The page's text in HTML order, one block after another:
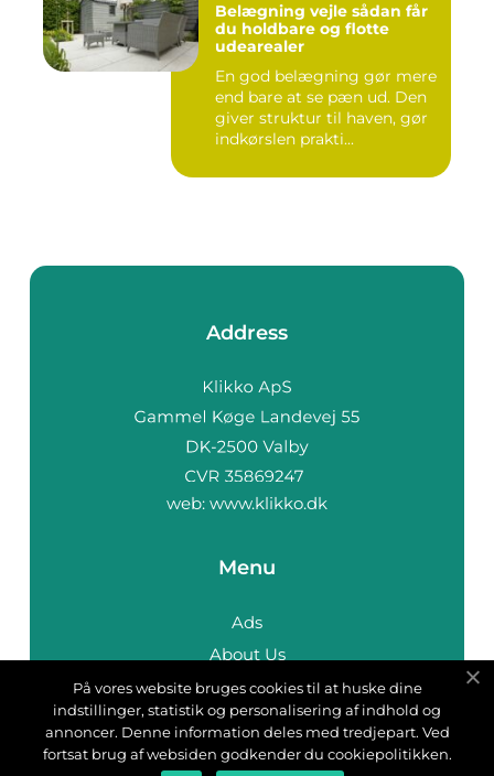
Belægning vejle sådan får
du holdbare og flotte
udearealer
En god belægning gør mere
end bare at se pæn ud. Den
giver struktur til haven, gør
indkørslen prakti...
Address
web: www.klikko.dk
Menu
Ads
About Us
Cookies
Contact
Sitemap
På vores website bruges cookies til at huske dine
indstillinger, statistik og personalisering af indhold og
annoncer. Denne information deles med tredjepart. Ved
fortsat brug af websiden godkender du cookiepolitikken.